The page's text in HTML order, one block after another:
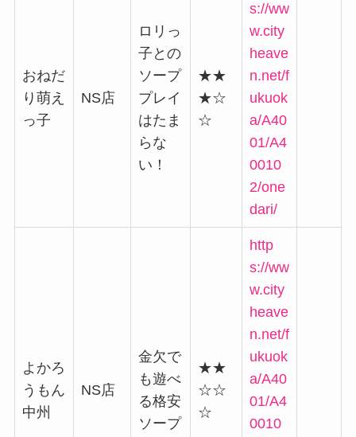
おねだ
り萌え
っ子
NS店
ロリっ
子との
ソープ
プレイ
はたま
らな
い！
★★
★☆
☆
s://ww
w.city
heave
n.net/f
ukuok
a/A40
01/A4
0010
2/one
dari/
よかろ
うもん
中州
NS店
金欠で
も遊べ
る格安
ソープ
★★
☆☆
☆
http
s://ww
w.city
heave
n.net/f
ukuok
a/A40
01/A4
0010